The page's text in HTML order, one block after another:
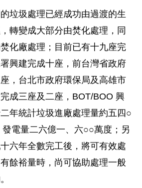
垃圾處理已經成功由過渡的生
轉變成大部分由焚化處理，同
化廠處理；目前已有十九座完
興建完成十座，前台灣省政府
，台北市政府環保局及高雄市
成三座及二座，BOT/BOO 興
年統計垃圾進廠處理量約五四○
電量二六億一、六○○萬度；另
六年全數完工後，將可有效處
餘裕量時，尚可協助處理一般